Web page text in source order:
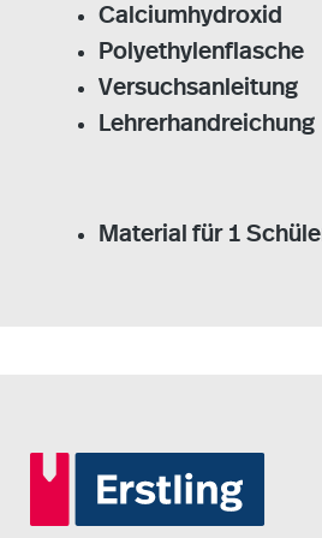
Calciumhydroxid
Polyethylenflasche
Versuchsanleitung
Lehrerhandreichung
Material für 1